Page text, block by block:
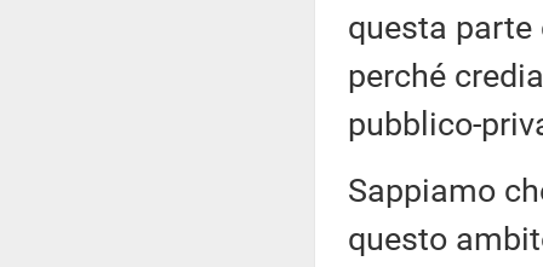
questa
perché
pubblico-
Sappiamo
questo